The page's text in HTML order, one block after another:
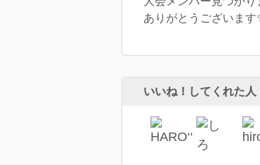
ありがとうございます
いいね！してくれた人